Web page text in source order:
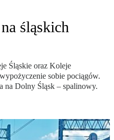
śląskich
Śląskie oraz Koleje
sobie pociągów.
na Dolny Śląsk – spalinowy.